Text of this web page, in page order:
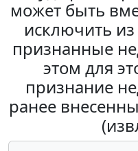
может быть
исключить из
признанные
этом для
признание
ранее